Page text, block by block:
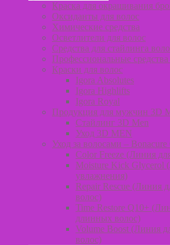
Краска для окрашивания
Оксиданты для волос
Химические средства
Осветлители для волос
Средства для стайлинга
Профессиональные
Краски для волос
Igora Absolutes
Igora Highlifts
Igora Royal
Продукция для мужчин 3D
Стайлинг 3D Men
Уход 3D MEN
Уход за волосами –
Color Freeze (Линия
Moisture Kick Glycerol
увлажнения)
Repair Rescue (Линия
волос)
Time Restore Q10+
длинных волос)
Volume Boost (Линия
волос)